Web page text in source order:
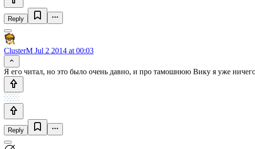
Reply
ClusterM Jul 2 2014 at 00:03
Я его читал, но это было очень давно, и про тамошнюю Вику я уже
Reply